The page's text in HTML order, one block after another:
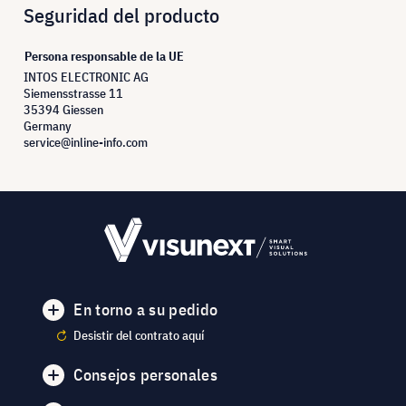
Seguridad del producto
Persona responsable de la UE
INTOS ELECTRONIC AG
Siemensstrasse 11
35394 Giessen
Germany
service@inline-info.com
En torno a su pedido
Desistir del contrato aquí
Consejos personales